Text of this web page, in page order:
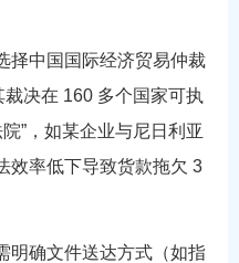
择中国国际经济贸易仲裁
决在 160 多个国家可执
”，如某企业与尼日利亚
效率低下导致货款拖欠 3
明确文件送达方式（如指